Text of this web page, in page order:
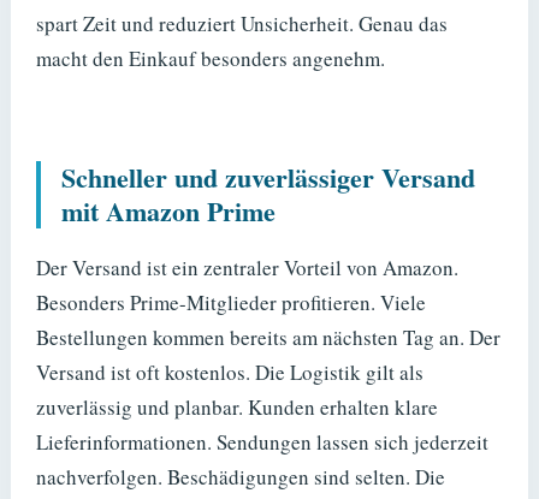
spart Zeit und reduziert Unsicherheit. Genau das
macht den Einkauf besonders angenehm.
Schneller und zuverlässiger Versand
mit Amazon Prime
Der Versand ist ein zentraler Vorteil von Amazon.
Besonders Prime-Mitglieder profitieren. Viele
Bestellungen kommen bereits am nächsten Tag an. Der
Versand ist oft kostenlos. Die Logistik gilt als
zuverlässig und planbar. Kunden erhalten klare
Lieferinformationen. Sendungen lassen sich jederzeit
nachverfolgen. Beschädigungen sind selten. Die